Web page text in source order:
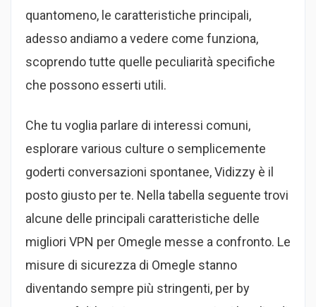
quantomeno, le caratteristiche principali,
adesso andiamo a vedere come funziona,
scoprendo tutte quelle peculiarità specifiche
che possono esserti utili.
Che tu voglia parlare di interessi comuni,
esplorare various culture o semplicemente
goderti conversazioni spontanee, Vidizzy è il
posto giusto per te. Nella tabella seguente trovi
alcune delle principali caratteristiche delle
migliori VPN per Omegle messe a confronto. Le
misure di sicurezza di Omegle stanno
diventando sempre più stringenti, per by